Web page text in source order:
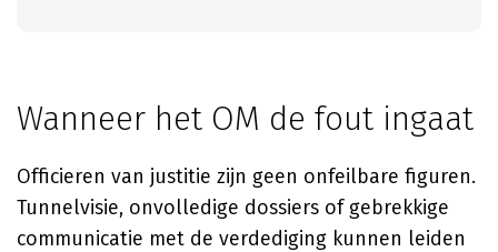
Wanneer het OM de fout ingaat
Officieren van justitie zijn geen onfeilbare figuren.
Tunnelvisie, onvolledige dossiers of gebrekkige
communicatie met de verdediging kunnen leiden